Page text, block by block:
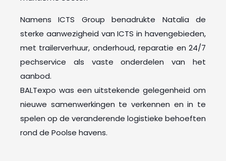
Namens ICTS Group benadrukte Natalia de
sterke aanwezigheid van ICTS in havengebieden,
met trailerverhuur, onderhoud, reparatie en 24/7
pechservice als vaste onderdelen van het
aanbod.
BALTexpo was een uitstekende gelegenheid om
nieuwe samenwerkingen te verkennen en in te
spelen op de veranderende logistieke behoeften
rond de Poolse havens.